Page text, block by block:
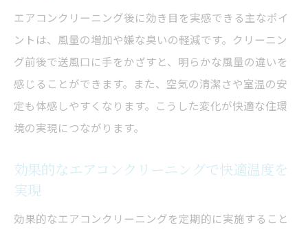
エアコンクリーニング後に効き目を実感できる主なポイ
ントは、風量の増加や嫌な臭いの軽減です。クリーニン
グ前後で送風口に手をかざすと、明らかな風量の違いを
感じることができます。また、空気の清潔さや室温の安
定も体感しやすくなります。こうした変化が快適な住環
境の実現につながります。
効果的なエアコンクリーニングで快適温度を
実現
効果的なエアコンクリーニングを定期的に実施すること